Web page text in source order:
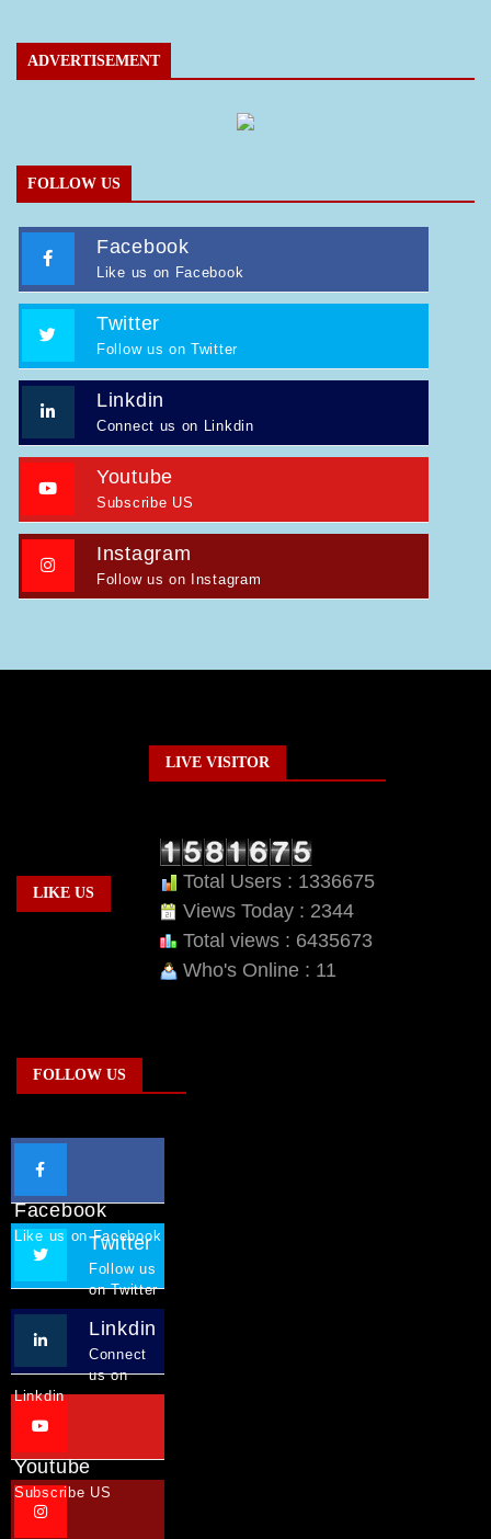
ADVERTISEMENT
FOLLOW US
Facebook
Like us on Facebook
Twitter
Follow us on Twitter
Linkdin
Connect us on Linkdin
Youtube
Subscribe US
Instagram
Follow us on Instagram
LIKE US
LIVE VISITOR
Total Users : 1336675
Views Today : 2344
Total views : 6435673
Who's Online : 11
FOLLOW US
Facebook
Like us on Facebook
Twitter
Follow us
on Twitter
Linkdin
Connect
us on
Linkdin
Youtube
Subscribe US